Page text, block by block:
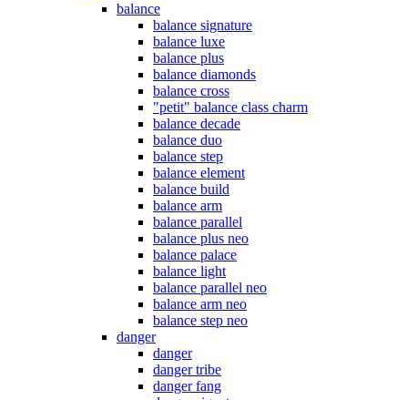
balance
balance signature
balance luxe
balance plus
balance diamonds
balance cross
"petit" balance class charm
balance decade
balance duo
balance step
balance element
balance build
balance arm
balance parallel
balance plus neo
balance palace
balance light
balance parallel neo
balance arm neo
balance step neo
danger
danger
danger tribe
danger fang